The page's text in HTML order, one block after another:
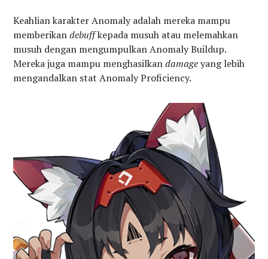
Keahlian karakter Anomaly adalah mereka mampu
memberikandebuffkepada musuh atau melemahkan
musuh dengan mengumpulkan Anomaly Buildup.
Mereka juga mampu menghasilkandamageyang lebih
mengandalkan stat Anomaly Proficiency.